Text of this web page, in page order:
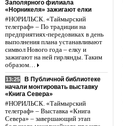
Заполярного филиала
«Норникеля» зажигают елки
#НОРИЛЬСК. «Таймырский
телеграф» – По традиции на
предприятиях-передовиках в день
выполнения плана устанавливают
символ Нового года – елку и
зажигают на ней гирлянды. Таким
образом…
13:25
В Публичной библиотеке
начали монтировать выставку
«Книга Севера»
#НОРИЛЬСК. «Таймырский
телеграф» – Выставка «Книга
Севера» – завершающий этап